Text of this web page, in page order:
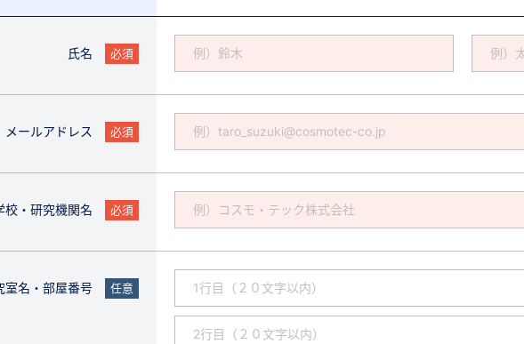
氏名 必須
メールアドレス 必須
校・研究機関名 必須
室名・部屋番号 任意